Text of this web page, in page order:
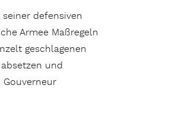
defensiven
Armee Maßregeln
geschlagenen
und